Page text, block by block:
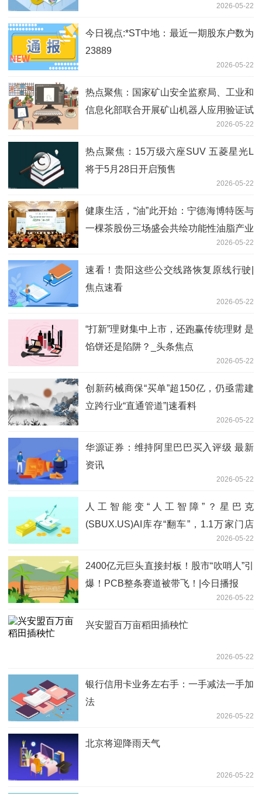
2026-05-22
今日视点:*ST中地：最近一期股东户数为
23889
2026-05-22
热点聚焦：国家矿山安全监察局、工业和
信息化部联合开展矿山机器人应用验证试
2026-05-22
热点聚焦：15万级六座SUV 五菱星光L
将于5月28日开启预售
2026-05-22
健康生活，“油”此开始：宁德海博特医与
一棵茶股份三场盛会共绘功能性油脂产业
2026-05-22
速看！贵阳这些公交线路恢复原线行驶|
焦点速看
2026-05-22
“打新”理财集中上市，还跑赢传统理财 是
馅饼还是陷阱？_头条焦点
2026-05-22
创新药械商保“买单”超150亿，仍亟需建
立跨行业“直通管道”|速看料
2026-05-22
华源证券：维持阿里巴巴买入评级 最新
资讯
2026-05-22
人工智能变“人工智障”？星巴克
(SBUX.US)AI库存“翻车”，1.1万家门店
2026-05-22
2400亿元巨头直接封板！股市“吹哨人”引
爆！PCB整条赛道被带飞！|今日播报
2026-05-22
兴安盟百万亩稻田插秧忙
2026-05-22
银行信用卡业务左右手：一手减法一手加
法
2026-05-22
北京将迎降雨天气
2026-05-22